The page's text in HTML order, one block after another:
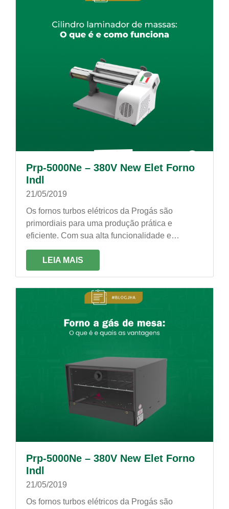
Prp-5000Ne – 380V New Elet Forno
Indl
21/05/2019
Os fornos turbos elétricos da Progás são
primordiais para uma produção prática e
eficiente. Com sua alta funcionalidade e
potência, produz fornadas rápidas e com um
processo uniforme de cocção!
LEIA MAIS
Prp-5000Ne – 380V New Elet Forno
Indl
21/05/2019
Os fornos turbos elétricos da Progás são